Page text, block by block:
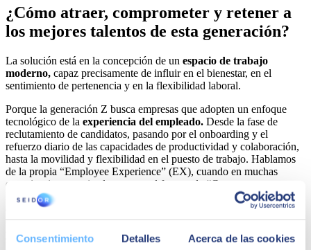
Consentimiento Detalles Acerca de las cookies
¿Cómo atraer, comprometer y retener a
los mejores talentos de esta generación?
La solución está en la concepción de un espacio de trabajo
moderno, capaz precisamente de influir en el bienestar, en el
sentimiento de pertenencia y en la flexibilidad laboral.
Porque la generación Z busca empresas que adopten un enfoque
tecnológico de la experiencia del empleado. Desde la fase de
reclutamiento de candidatos, pasando por el onboarding y el
refuerzo diario de las capacidades de productividad y colaboración,
hasta la movilidad y flexibilidad en el puesto de trabajo. Hablamos
de la propia “Employee Experience” (EX), cuando en muchas
organizaciones casi solo se pone el foco en la “Customer
Experience”. ¿Y qué pasa con la experiencia del empleado? Se trata
de un conjunto de aspectos que incluye experiencias e interacciones,
cuyo enfoque debe ser impulsado desde la dirección de las empresas
y que implica necesariamente, tanto al departamento de Recursos
Humanos, como al de IT. Te recomiendo la lectura de un artículo